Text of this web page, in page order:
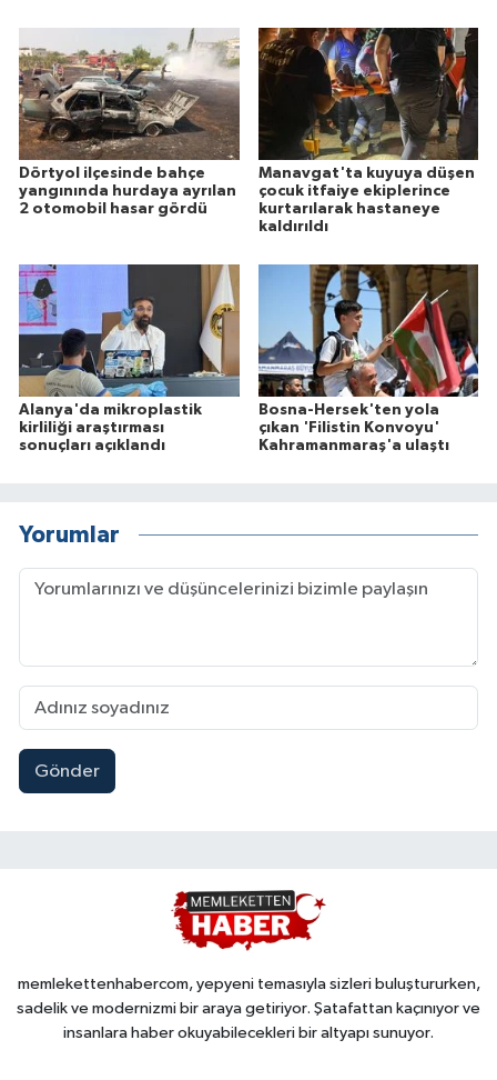
Dörtyol ilçesinde bahçe
yangınında hurdaya ayrılan
2 otomobil hasar gördü
Manavgat'ta kuyuya düşen
çocuk itfaiye ekiplerince
kurtarılarak hastaneye
kaldırıldı
Alanya'da mikroplastik
kirliliği araştırması
sonuçları açıklandı
Bosna-Hersek'ten yola
çıkan 'Filistin Konvoyu'
Kahramanmaraş'a ulaştı
Yorumlar
Gönder
memlekettenhabercom, yepyeni temasıyla sizleri buluştururken,
sadelik ve modernizmi bir araya getiriyor. Şatafattan kaçınıyor ve
insanlara haber okuyabilecekleri bir altyapı sunuyor.